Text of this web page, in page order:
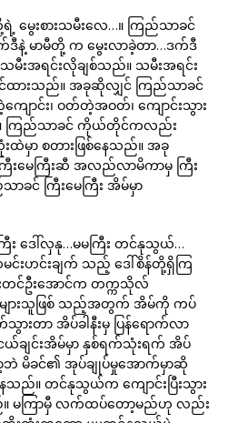
မွေးစားသမီးလေ…။ ကြည်သာခင်
မာမီတို့ က မွေးလာခဲ့တာ…ဒက်ဒီ
မီးအရင်းလိုချစ်သည်။ သမီးအရင်း
ားသည်။ အခုဆိုလျှင် ကြည်သာခင်
ကျောင်း၊ ဝတ်တဲ့အဝတ်၊ ကျောင်းသွား
။ ကြည်သာခင် ကိုယ်တိုင်ကလည်း
မှာ စတားဖြစ်နေသည်။ အခု
ြီးမေကြီးဆီ အလည်လာမိကာမှ ကြီး
ခင် ကြီးမေကြီး အိမ်မှာ
ြီး ဒေါ်လှနု…မမကြီး တင်နုသွယ်…
းဟင်းချက် သည့် ဒေါ်စိန်တို့ရှိကြ
ဦးအောင်က တက္ကသိုလ်
းများသူဖြစ် သည့်အတွက် အိမ်ကို ကပ်
းတာ အိပ်ခါနီးမှ ပြန်ရောက်လာ
ချင်းအိမ်မှာ နှစ်ရက်သုံးရက် အိပ်
မိခင်၏ အုပ်ချုပ်မှုအောက်မှာဆို
ည်။ တင်နုသွယ်က ကျောင်းပြီးသွား
။ မကြာမှီ လက်ထပ်တော့မည်ဟု လည်း